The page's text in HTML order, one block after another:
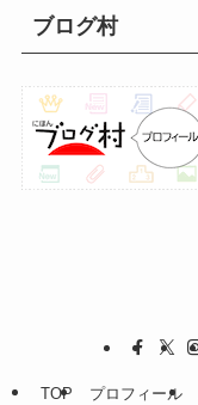
ブログ村
TOP プロフィール